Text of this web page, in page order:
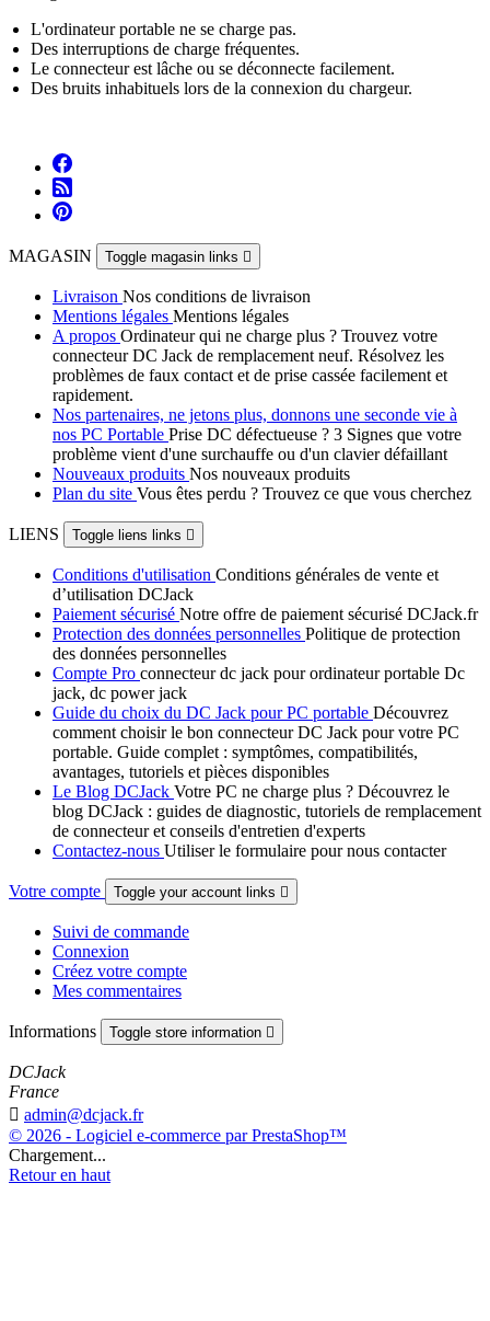
L'ordinateur portable ne se charge pas.
Des interruptions de charge fréquentes.
Le connecteur est lâche ou se déconnecte facilement.
Des bruits inhabituels lors de la connexion du chargeur.
MAGASIN Toggle magasin links 
Livraison Nos conditions de livraison
Mentions légales Mentions légales
A propos Ordinateur qui ne charge plus ? Trouvez votre
connecteur DC Jack de remplacement neuf. Résolvez les
problèmes de faux contact et de prise cassée facilement et
rapidement.
Nos partenaires, ne jetons plus, donnons une seconde vie à
nos PC Portable Prise DC défectueuse ? 3 Signes que votre
problème vient d'une surchauffe ou d'un clavier défaillant
Nouveaux produits Nos nouveaux produits
Plan du site Vous êtes perdu ? Trouvez ce que vous cherchez
LIENS Toggle liens links 
Conditions d'utilisation Conditions générales de vente et
d’utilisation DCJack
Paiement sécurisé Notre offre de paiement sécurisé DCJack.fr
Protection des données personnelles Politique de protection
des données personnelles
Compte Pro connecteur dc jack pour ordinateur portable Dc
jack, dc power jack
Guide du choix du DC Jack pour PC portable Découvrez
comment choisir le bon connecteur DC Jack pour votre PC
portable. Guide complet : symptômes, compatibilités,
avantages, tutoriels et pièces disponibles
Le Blog DCJack Votre PC ne charge plus ? Découvrez le
blog DCJack : guides de diagnostic, tutoriels de remplacement
de connecteur et conseils d'entretien d'experts
Contactez-nous Utiliser le formulaire pour nous contacter
Votre compte Toggle your account links 
Suivi de commande
Connexion
Créez votre compte
Mes commentaires
Informations Toggle store information 
DCJack
France
 admin@dcjack.fr
© 2026 - Logiciel e-commerce par PrestaShop™
Chargement...
Retour en haut